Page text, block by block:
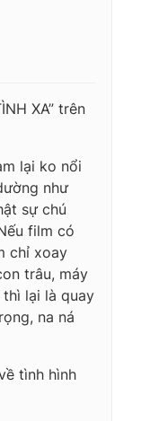
XA” trên
lại ko nổi
như
sự chú
film có
chỉ xoay
trâu, máy
lại là quay
na ná
tình hình